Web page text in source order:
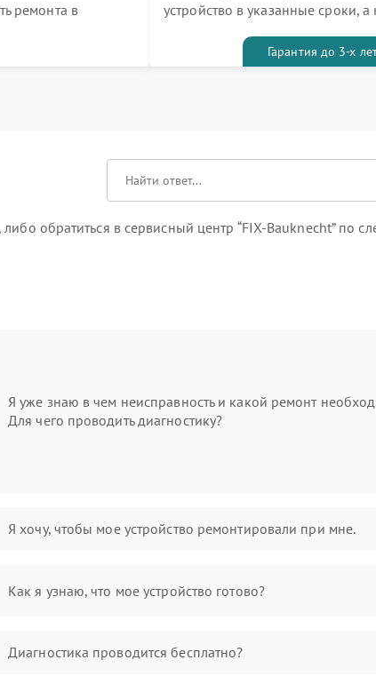
ремонта в
устройство в указанные сроки,
талоном бесплатноГарантия до 3-х
обратиться в сервисный центр “FIX-Bauknecht” по
Я уже знаю в чем неисправность и какой ремонт
Для чего проводить диагностику?
Я хочу, чтобы мое устройство ремонтировали при мне.
Как я узнаю, что мое устройство готово?
Диагностика проводится бесплатно?